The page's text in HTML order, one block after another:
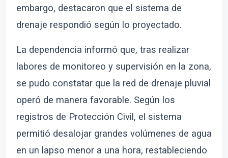
embargo, destacaron que el sistema de
drenaje respondió según lo proyectado.
La dependencia informó que, tras realizar
labores de monitoreo y supervisión en la zona,
se pudo constatar que la red de drenaje pluvial
operó de manera favorable. Según los
registros de Protección Civil, el sistema
permitió desalojar grandes volúmenes de agua
en un lapso menor a una hora, restableciendo